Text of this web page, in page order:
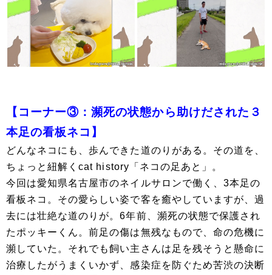
【コーナー③：瀕死の状態から助けだされた３
本足の看板ネコ】
どんなネコにも、歩んできた道のりがある。その道を、
ちょっと紐解くcat history「ネコの足あと」。
今回は愛知県名古屋市のネイルサロンで働く、3本足の
看板ネコ。その愛らしい姿で客を癒やしていますが、過
去には壮絶な道のりが。6年前、瀕死の状態で保護され
たポッキーくん。前足の傷は無残なもので、命の危機に
瀕していた。それでも飼い主さんは足を残そうと懸命に
治療したがうまくいかず、感染症を防ぐため苦渋の決断